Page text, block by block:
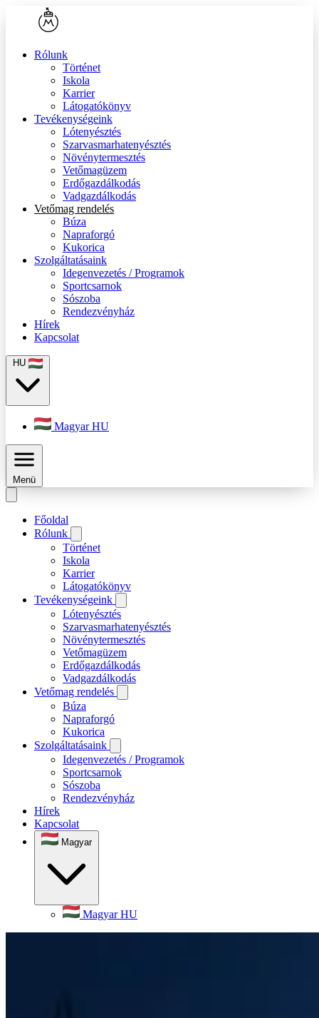
Rólunk
Történet
Iskola
Karrier
Látogatókönyv
Tevékenységeink
Lótenyésztés
Szarvasmarhatenyésztés
Növénytermesztés
Vetőmagüzem
Erdőgazdálkodás
Vadgazdálkodás
Vetőmag rendelés
Búza
Napraforgó
Kukorica
Szolgáltatásaink
Idegenvezetés / Programok
Sportcsarnok
Sószoba
Rendezvényház
Hírek
Kapcsolat
HU
Magyar HU
Menü
Főoldal
Rólunk
Történet
Iskola
Karrier
Látogatókönyv
Tevékenységeink
Lótenyésztés
Szarvasmarhatenyésztés
Növénytermesztés
Vetőmagüzem
Erdőgazdálkodás
Vadgazdálkodás
Vetőmag rendelés
Búza
Napraforgó
Kukorica
Szolgáltatásaink
Idegenvezetés / Programok
Sportcsarnok
Sószoba
Rendezvényház
Hírek
Kapcsolat
Magyar
Magyar HU